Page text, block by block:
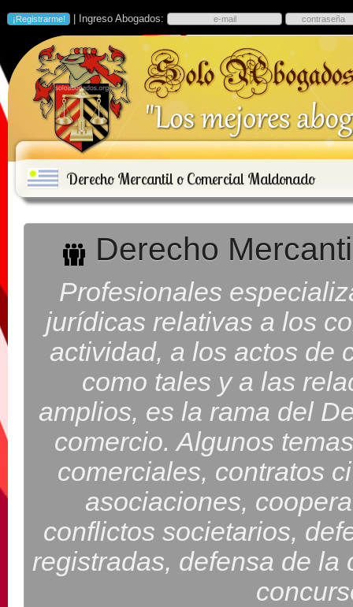
| Ingreso Abogados:
Derecho Mercantil o Comercial Maldonado
Derecho
Profesionales
jurídicas relativas a los
actividad, a los actos de
como tales y a las
amplios, es la rama del
comercio. Algunos
comerciales, contratos
asociaciones,
conflictos societarios,
registradas, defensa de la